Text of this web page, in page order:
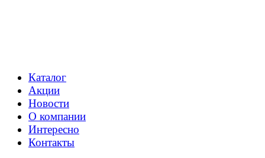
Каталог
Акции
Новости
О компании
Интересно
Контакты